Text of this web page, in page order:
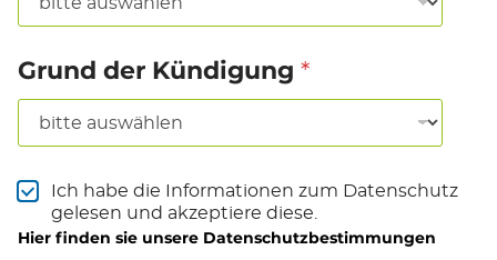
Grund der Kündigung *
T
e
r
Ich habe die Informationen zum Datenschutz
gelesen und akzeptiere diese.
Hier finden sie unsere Datenschutzbestimmungen